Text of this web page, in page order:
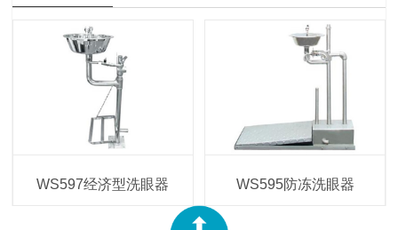
WS597经济型洗眼器 WS595防冻洗眼器